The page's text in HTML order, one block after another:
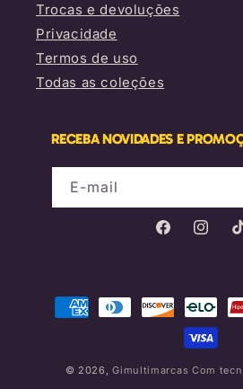
Trocas e devoluções
Privacidade
Termos de uso
Todas as coleções
RECEBA NOVIDADES E
E-mail
Facebook
Formas
© 2026,Gimultimarcas Com